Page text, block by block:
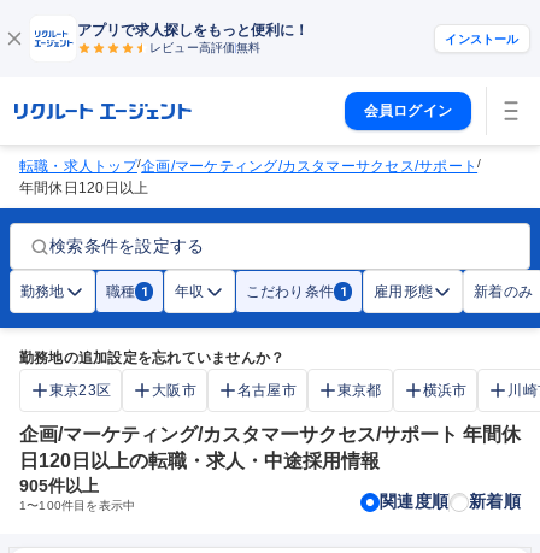
アプリで求人探しをもっと便利に！
レビュー高評価無料
インストール
会員ログイン
転職・求人トップ/企画/マーケティング/カスタマーサクセス/サポート/
年間休日120日以上
検索条件を設定する
勤務地 職種 1 年収 こだわり条件 1 雇用形態 新着のみ
勤務地の追加設定を忘れていませんか？
東京23区
大阪市 名古屋市 東京都 横浜市 川
企画/マーケティング/カスタマーサクセス/サポート 年間休
日120日以上の転職・求人・中途採用情報
905件以上
1〜100件目を表示中 関連度順 新着順